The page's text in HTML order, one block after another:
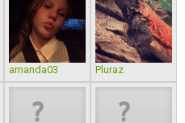
amanda03 Pluraz